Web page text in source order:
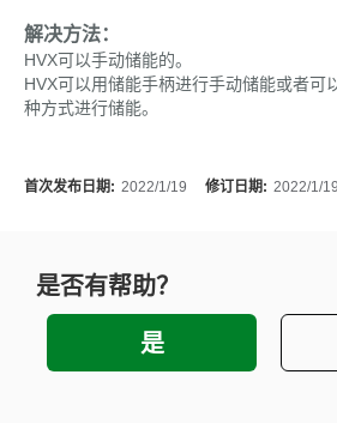
解决方法：
HVX可以手动储能的。
HVX可以用储能手柄进行手动储能或者可
种方式进行储能。
首次发布日期: 2022/1/19 修订日期: 2022/1/19
是否有帮助？